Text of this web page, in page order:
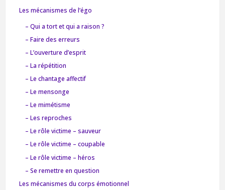
Les mécanismes de l’égo
– Qui a tort et qui a raison ?
– Faire des erreurs
– L’ouverture d’esprit
– La répétition
– Le chantage affectif
– Le mensonge
– Le mimétisme
– Les reproches
– Le rôle victime – sauveur
– Le rôle victime – coupable
– Le rôle victime – héros
– Se remettre en question
Les mécanismes du corps émotionnel